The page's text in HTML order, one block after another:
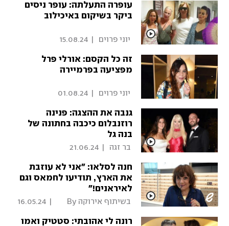
עופרה התעלתה: עופר ניסים
ביקר בשיקום באיכילוב
יוני פרוים 15.08.24
זה כל הקסם: אורלי פרל
מפציעה בפרמיירה
יוני פרוים 01.08.24
גנבה את ההצגה: פנינה
רוזנבלום כיכבה בחתונה של
בנה גל
בר זגה 21.06.24
חנה לסלאו: "אני לא עוזבת
את הארץ, תודיעו לחמאס וגם
לאיראנים!"
16.05.24
רונה לי אהובתי: סטטיק ואמו